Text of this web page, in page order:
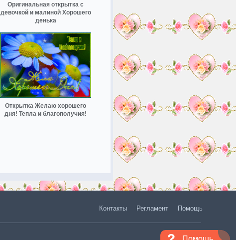
Оригинальная открытка с
девочкой и малиной Хорошего
денька
Открытка Желаю хорошего
дня! Тепла и благополучия!
Контакты Регламент Помощь